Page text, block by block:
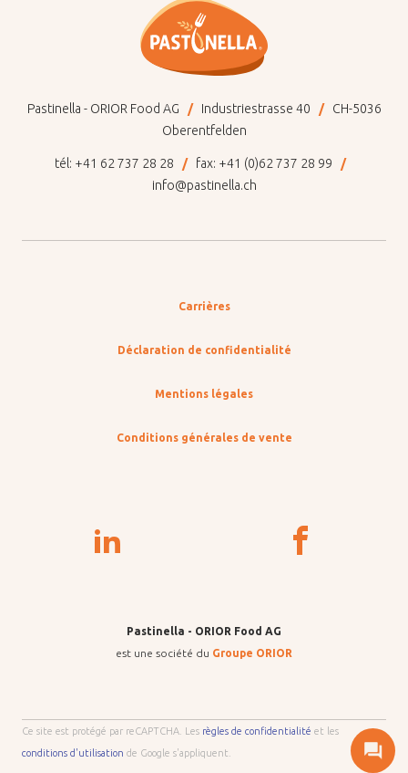
Pastinella - ORIOR Food AG Industriestrasse 40
CH-5036
Oberentfelden
tél: +41 62 737 28 28 fax: +41 (0)62 737 28 99
info@pastinella.ch
Carrières
Déclaration de confidentialité
Mentions légales
Conditions générales de vente
Pastinella - ORIOR Food AG
est une société du Groupe ORIOR
Ce site est protégé par reCAPTCHA. Les règles de confidentialité et les
conditions d'utilisation de Google s'appliquent.